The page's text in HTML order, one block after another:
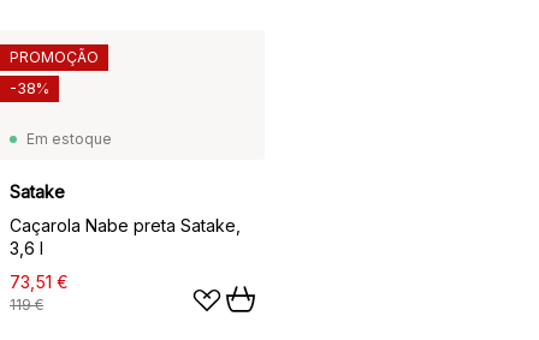
Em estoque
Satake
Caçarola Nabe preta Satake,
3,6 l
73,51 €
119 €
PROMOÇÃO
-38%